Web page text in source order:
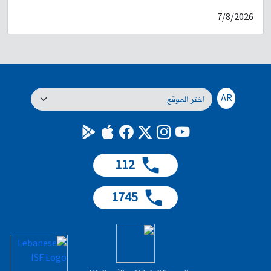
التاريخ عينه. لذلك، سيتمّ منع المرور على الطريق المذكورة طيلة فترة الأشغال،
وتحويل السير إلى الطرقات الداخليّة المحيطة. ثانيًا، من نفق نهر الكلب حتّى
مسلكي الأوتوستراد، كالمعتاد. ثالثًا، في الواجهة البحريّة (أنطلياس- النقّاش):
سيُقام المعرض السنوي للسيارات الرياضيّة في المكان المحدّد، اعتبارًا من
وبلافتات السّير التّوجيهيّة، تفاديًا للازدحام.
7/8/2026
112
1745
AR